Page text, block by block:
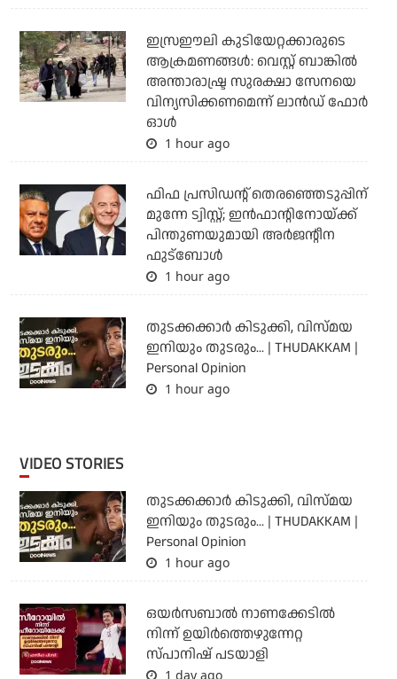
ഇസ്രഈലി കുടിയേറ്റക്കാരുടെ
ആക്രമണങ്ങള്‍: വെസ്റ്റ് ബാങ്കില്‍
അന്താരാഷ്ട്ര സുരക്ഷാ സേനയെ
വിന്യസിക്കണമെന്ന് ലാന്‍ഡ് ഫോര്‍
ഓള്‍
1 hour ago
ഫിഫ പ്രസിഡന്റ് തെരഞ്ഞെടുപ്പിന്
മുന്നേ ട്വിസ്റ്റ്; ഇന്‍ഫാന്റിനോയ്ക്ക്
പിന്തുണയുമായി അര്‍ജന്റീന
ഫുട്‌ബോള്‍
1 hour ago
തുടക്കക്കാര്‍ കിടുക്കി, വിസ്മയ
ഇനിയും തുടരും... | THUDAKKAM |
Personal Opinion
1 hour ago
VIDEO STORIES
തുടക്കക്കാര്‍ കിടുക്കി, വിസ്മയ
ഇനിയും തുടരും... | THUDAKKAM |
Personal Opinion
1 hour ago
ഒയര്‍സബാൽ നാണക്കേടിൽ
നിന്ന് ഉയിർത്തെഴുന്നേറ്റ
സ്പാനിഷ് പടയാളി
1 day ago